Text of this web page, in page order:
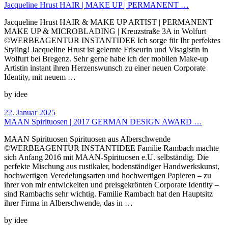
Jacqueline Hrust HAIR | MAKE UP | PERMANENT …
Jacqueline Hrust HAIR & MAKE UP ARTIST | PERMANENT
MAKE UP & MICROBLADING | Kreuzstraße 3A in Wolfurt
©WERBEAGENTUR INSTANTIDEE Ich sorge für Ihr perfektes
Styling! Jacqueline Hrust ist gelernte Friseurin und Visagistin in
Wolfurt bei Bregenz. Sehr gerne habe ich der mobilen Make-up
Artistin instant ihren Herzenswunsch zu einer neuen Corporate
Identity, mit neuem …
by idee
22. Januar 2025
MAAN Spirituosen | 2017 GERMAN DESIGN AWARD …
MAAN Spirituosen Spirituosen aus Alberschwende
©WERBEAGENTUR INSTANTIDEE Familie Rambach machte
sich Anfang 2016 mit MAAN-Spirituosen e.U. selbständig. Die
perfekte Mischung aus rustikaler, bodenständiger Handwerkskunst,
hochwertigen Veredelungsarten und hochwertigen Papieren – zu
ihrer von mir entwickelten und preisgekrönten Corporate Identity –
sind Rambachs sehr wichtig. Familie Rambach hat den Hauptsitz
ihrer Firma in Alberschwende, das in …
by idee